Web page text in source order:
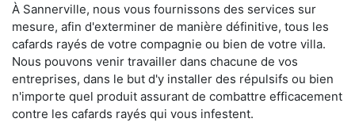
À Sannerville, nous vous fournissons des services sur
mesure, afin d'exterminer de manière définitive, tous les
cafards rayés de votre compagnie ou bien de votre villa.
Nous pouvons venir travailler dans chacune de vos
entreprises, dans le but d'y installer des répulsifs ou bien
n'importe quel produit assurant de combattre efficacement
contre les cafards rayés qui vous infestent.